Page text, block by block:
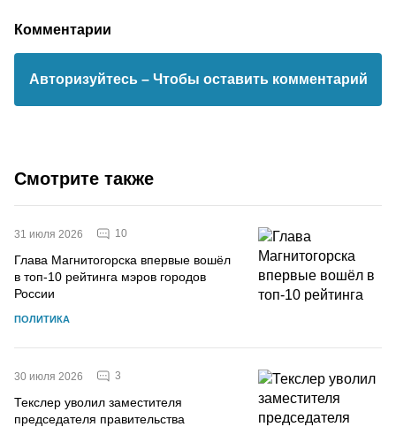
Комментарии
Авторизуйтесь – Чтобы оставить комментарий
Смотрите также
31 июля 2026 10
Глава Магнитогорска впервые вошёл
в топ-10 рейтинга мэров городов
России
ПОЛИТИКА
30 июля 2026 3
Текслер уволил заместителя
председателя правительства